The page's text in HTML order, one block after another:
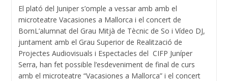
El plató del Juniper s’omple a vessar amb amb el
microteatre Vacasiones a Mallorca i el concert de
BornL’alumnat del Grau Mitjà de Tècnic de So i Vídeo DJ,
juntament amb el Grau Superior de Realització de
Projectes Audiovisuals i Espectacles del CIFP Juníper
Serra, han fet possible l’esdeveniment de final de curs
amb el microteatre “Vacasiones a Mallorca” i el concert